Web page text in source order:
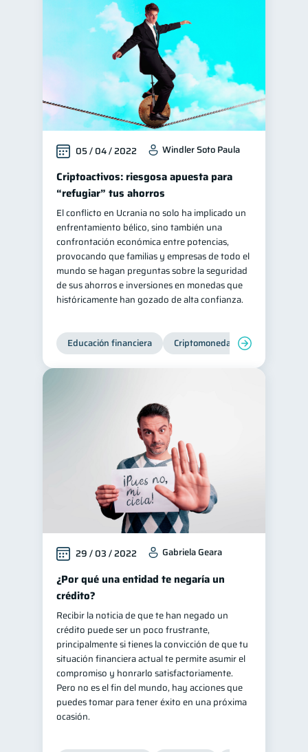
05 / 04 / 2022 Windler Soto Paula
Criptoactivos: riesgosa apuesta para
“refugiar” tus ahorros
El conflicto en Ucrania no solo ha implicado un
enfrentamiento bélico, sino también una
confrontación económica entre potencias,
provocando que familias y empresas de todo el
mundo se hagan preguntas sobre la seguridad
de sus ahorros e inversiones en monedas que
históricamente han gozado de alta confianza.
Educación financiera Criptomonedas
29 / 03 / 2022 Gabriela Geara
¿Por qué una entidad te negaría un
crédito?
Recibir la noticia de que te han negado un
crédito puede ser un poco frustrante,
principalmente si tienes la convicción de que tu
situación financiera actual te permite asumir el
compromiso y honrarlo satisfactoriamente.
Pero no es el fin del mundo, hay acciones que
puedes tomar para tener éxito en una próxima
ocasión.